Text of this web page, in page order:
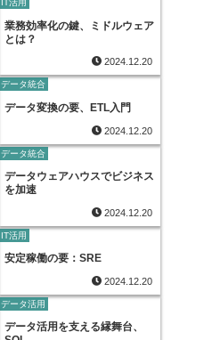
IT活用
業務効率化の鍵、ミドルウェア
とは？
2024.12.20
データ統合
データ変換の要、ETL入門
2024.12.20
データ統合
データウェアハウスでビジネス
を加速
2024.12.20
IT活用
安定稼働の要：SRE
2024.12.20
データ活用
データ活用を支える縁舞台、